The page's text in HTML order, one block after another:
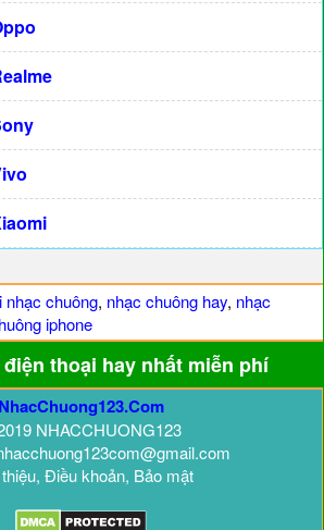
nhạc chuông, nhạc chuông hay, nhạc
iphone
thoại hay nhất miễn phí
NhacChuong123.Com
NHACCHUONG123
Điều khoản, Bảo mật